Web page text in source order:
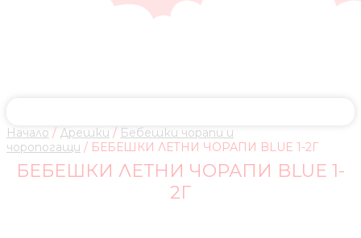
Начало / Дрешки / Бебешки чорапи и
чоропогащи / БЕБЕШКИ ЛЕТНИ ЧОРАПИ BLUE 1-2Г
БЕБЕШКИ ЛЕТНИ ЧОРАПИ BLUE 1-
2Г